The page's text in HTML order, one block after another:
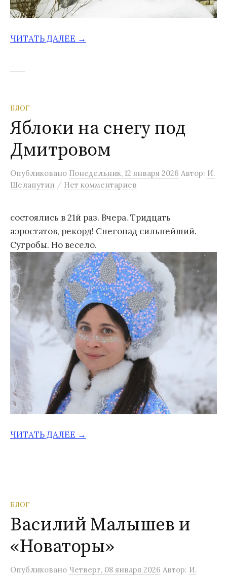
ЧИТАТЬ ДАЛЕЕ →
БЛОГ
Яблоки на снегу под
Дмитровом
Опубликовано Понедельник, 12 января 2026 Автор: И.
Шелапутин / Нет комментариев
состоялись в 21й раз. Вчера. Тридцать
аэростатов, рекорд! Снегопад сильнейший.
Сугробы. Но весело.
ЧИТАТЬ ДАЛЕЕ →
БЛОГ
Василий Малышев и
«Новаторы»
Опубликовано Четверг, 08 января 2026 Автор: И.